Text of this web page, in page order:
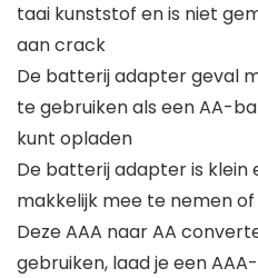
taai kunststof en is niet
aan crack
De batterij adapter geval
te gebruiken als een AA-
kunt opladen
De batterij adapter is klein
makkelijk mee te nemen
Deze AAA naar AA
gebruiken, laad je een